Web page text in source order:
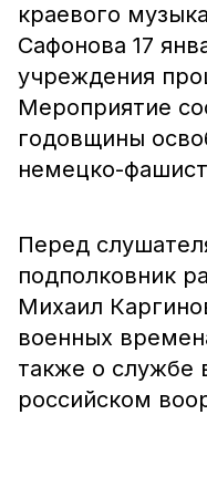
краевого
Сафонова 17
учреждения
Мероприятие
годовщины
немецко-
Перед
подполковник
Михаил
военных
также о службе
российском